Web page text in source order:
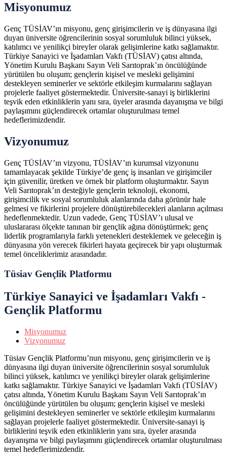
Misyonumuz
Genç TÜSİAV’ın misyonu, genç girişimcilerin ve iş dünyasına ilgi
duyan üniversite öğrencilerinin sosyal sorumluluk bilinci yüksek,
katılımcı ve yenilikçi bireyler olarak gelişimlerine katkı sağlamaktır.
Türkiye Sanayici ve İşadamları Vakfı (TÜSİAV) çatısı altında,
Yönetim Kurulu Başkanı Sayın Veli Sarıtoprak’ın öncülüğünde
yürütülen bu oluşum; gençlerin kişisel ve mesleki gelişimini
destekleyen seminerler ve sektörle etkileşim kurmalarını sağlayan
projelerle faaliyet göstermektedir. Üniversite-sanayi iş birliklerini
teşvik eden etkinliklerin yanı sıra, üyeler arasında dayanışma ve bilgi
paylaşımını güçlendirecek ortamlar oluşturulması temel
hedeflerimizdendir.
Vizyonumuz
Genç TÜSİAV’ın vizyonu, TÜSİAV’ın kurumsal vizyonunu
tamamlayacak şekilde Türkiye’de genç iş insanları ve girişimciler
için güvenilir, üretken ve örnek bir platform oluşturmaktır. Sayın
Veli Sarıtoprak’ın desteğiyle gençlerin teknoloji, ekonomi,
girişimcilik ve sosyal sorumluluk alanlarında daha görünür hale
gelmesi ve fikirlerini projelere dönüştürebilecekleri alanların açılması
hedeflenmektedir. Uzun vadede, Genç TÜSİAV’ı ulusal ve
uluslararası ölçekte tanınan bir gençlik ağına dönüştürmek; genç
liderlik programlarıyla farklı yetenekleri desteklemek ve geleceğin iş
dünyasına yön verecek fikirleri hayata geçirecek bir yapı oluşturmak
temel önceliklerimiz arasındadır.
Tüsiav Gençlik Platformu
Türkiye Sanayici ve İşadamları Vakfı -
Gençlik Platformu
Misyonumuz
Vizyonumuz
Tüsiav Gençlik Platformu’nun misyonu, genç girişimcilerin ve iş
dünyasına ilgi duyan üniversite öğrencilerinin sosyal sorumluluk
bilinci yüksek, katılımcı ve yenilikçi bireyler olarak gelişimlerine
katkı sağlamaktır. Türkiye Sanayici ve İşadamları Vakfı (TÜSİAV)
çatısı altında, Yönetim Kurulu Başkanı Sayın Veli Sarıtoprak’ın
öncülüğünde yürütülen bu oluşum; gençlerin kişisel ve mesleki
gelişimini destekleyen seminerler ve sektörle etkileşim kurmalarını
sağlayan projelerle faaliyet göstermektedir. Üniversite-sanayi iş
birliklerini teşvik eden etkinliklerin yanı sıra, üyeler arasında
dayanışma ve bilgi paylaşımını güçlendirecek ortamlar oluşturulması
temel hedeflerimizdendir.